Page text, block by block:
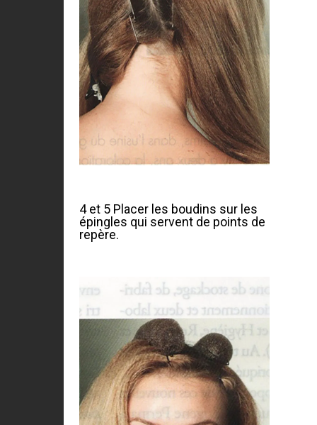
4 et 5 Placer les boudins sur les
épingles qui servent de points de
repère.